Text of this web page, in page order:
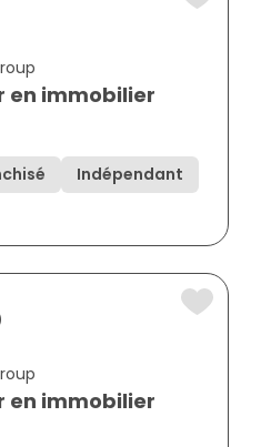
en immobilier
Indépendant
en immobilier